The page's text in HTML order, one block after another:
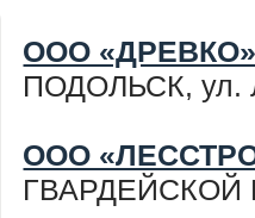
ООО
ПОДОЛЬСК, ул.
ООО
ГВАРДЕЙСКОЙ